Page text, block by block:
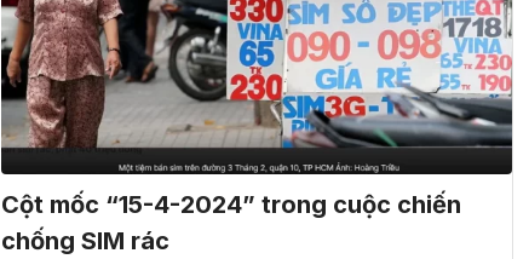
Cột mốc “15-4-2024” trong cuộc chiến
chống SIM rác